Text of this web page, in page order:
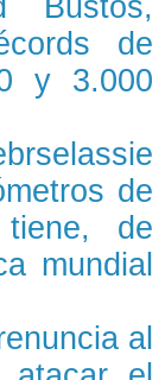
Bustos,
de
y 3.000
de
de
mundial
al